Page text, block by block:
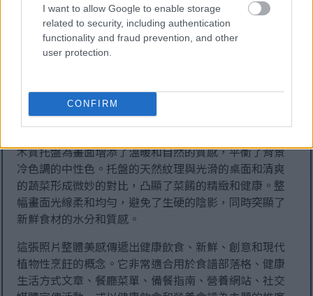
I want to allow Google to enable storage
related to security, including authentication
functionality and fraud prevention, and other
user protection.
CONFIRM
營養。芝麻、香草碎和光澤的蔬菜表面等細節，更賦予
畫面真實感與觸感上的豐富性。
背景中略微虛化的是一小碗奶油沾醬，上面撒著黑白芝
味，卻又不喧賓奪主。旁邊的青檸角為畫面增添了一抹
清新，並強化了健康活力的視覺效果。桌面上散落的幾
片蔥花和蔬菜碎末，營造出自然隨興的美食攝影氛圍。
木質托盤為畫面增添了溫暖和自然的質感，平衡了背景
冷色調的中性色。托盤的天然紋理與光滑的桌面和清爽
的蔬菜形成微妙的對比，凸顯了菜餚的精緻和健康。整
幅畫面光線柔和均勻，避免了生硬的陰影，同時突顯了
新鮮食材的水分和質感。
這張照片整體美感傳遞出健康飲食、新鮮、創意和現代
植物性烹飪的概念。它非常適合用於食譜部落格、健康
生活方式文章、餐廳菜單、備餐指南、營養網站、社交